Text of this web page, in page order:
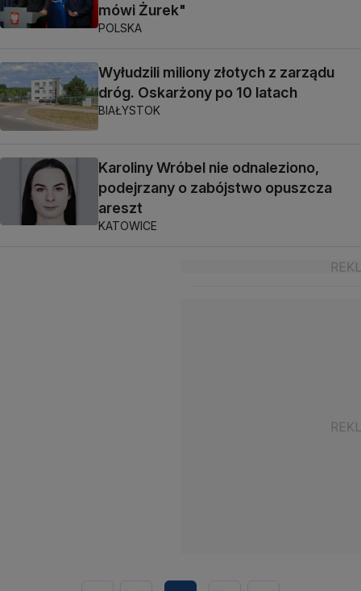
mówi Żurek"
POLSKA
Wyłudzili miliony złotych z zarządu
dróg. Oskarżony po 10 latach
BIAŁYSTOK
Karoliny Wróbel nie odnaleziono,
podejrzany o zabójstwo opuszcza
areszt
KATOWICE